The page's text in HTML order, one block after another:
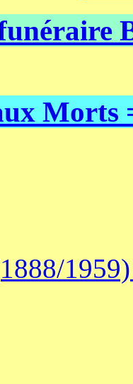
Morts
1959)